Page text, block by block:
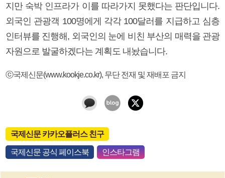
지만 숙박 인프라가 이를 따라가지 못했다는 판단입니다.
외국인 관광객 100명에게 각각 100달러를 지급하고 심층
인터뷰를 진행해, 외국인의 눈에 비친 부산의 매력을 관광
자원으로 발굴하겠다는 계획도 내놨습니다.
ⓒ국제신문(www.kookje.co.kr), 무단 전재 및 재배포 금지
국제신문 카카오플러스 친구
국제신문 공식 페이스북 인스타그램